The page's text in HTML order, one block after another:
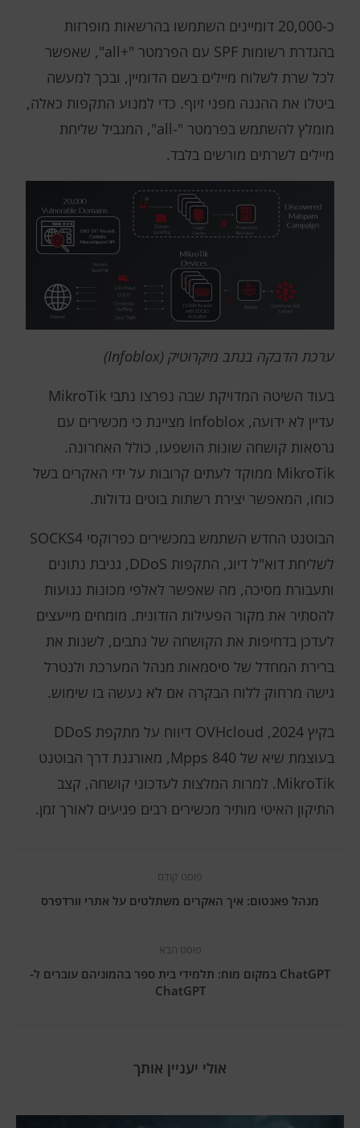
כ-20,000 דומיינים השתמשו בהרשאות מופרזות
בהגדרת רשומות SPF עם הפרמטר "+all", שאפשר
לכל שרת לשלוח מיילים בשם הדומיין, ובכך למעשה
ביטלו את ההגנה מפני זיוף. כדי למנוע התקפות כאלה,
מומלץ להשתמש בפרמטר "-all", המגביל שליחת
מיילים לשרתים מורשים בלבד.
ערכת הדבקה בנתב מיקרוטיק (Infoblox)
בעוד השיטה המדויקת שבה נפרצו נתבי MikroTik
עדיין לא ידועה, Infoblox מציינת כי מכשירים עם
גרסאות קושחה שונות הושפעו, כולל האחרונה.
MikroTik ממוקד לעתים קרובות על ידי האקרים בשל
כוחו, המאפשר יצירת רשתות בוטים גדולות.
הבוטנט החדש השתמש במכשירים כפרוקסי SOCKS4
לשליחת דוא"ל דיוג, התקפות DDoS, גניבת נתונים
ותעבורת מסיכה, מה שאפשר לאלפי מכונות נגועות
להסתיר את מקור הפעילות הזדונית. מומחים מייעצים
לעדכן בדחיפות את הקושחה של נתבים, לשנות את
ברירת המחדל של סיסמאות מנהל המערכת ולנטרל
גישה מרחוק ללוח הבקרה אם לא נעשה בו שימוש.
בקיץ 2024, OVHcloud דיווח על מתקפת DDoS
בעוצמת שיא של 840 Mpps, מאורגנת דרך הבוטנט
MikroTik. למרות המלצות לעדכוני קושחה, קצב
התיקון האיטי מותיר מכשירים רבים פגיעים לאורך זמן.
פוסט קודם
מנהל פאנטום: איך האקרים משתלטים על אתרי וורדפרס
פוסט הבא
ChatGPT במקום מוח: תלמידי בית ספר בהמוניהם עוברים ל-
ChatGPT
אולי יעניין אותך